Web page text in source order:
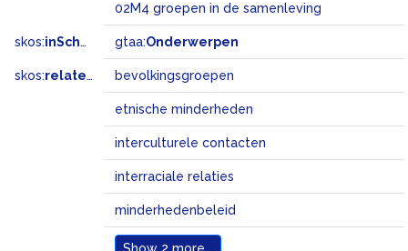
02M4 groepen in de samenleving
skos:inScheme gtaa:Onderwerpen
skos:related bevolkingsgroepen
etnische minderheden
interculturele contacten
interraciale relaties
minderhedenbeleid